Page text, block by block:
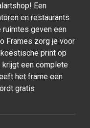
Een
en restaurants
ruimtes geven een
Frames zorg je voor
print op
een complete
het frame een
gratis